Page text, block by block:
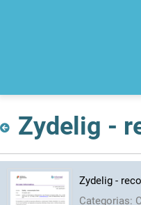
Zydelig -
Categorias: